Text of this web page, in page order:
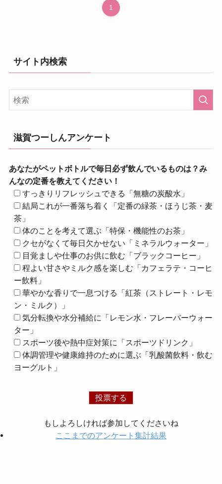
1
サイト内検索
滋賀つーしんアンケート
あなたがペットボトルで毎日必ず飲んでいるものは？み
んなの定番を教えてください！
すっきりリフレッシュできる「無糖の炭酸水」
結局これが一番落ち着く「定番の緑茶・ほうじ茶・麦
茶」
体のことを考えて選ぶ「特保・機能性のお茶」
クセがなくて毎日欠かせない「ミネラルウォーター」
目覚ましや仕事のお供に飲む「ブラックコーヒー」
程よい甘さやミルク感を楽しむ「カフェラテ・コーヒ
ー飲料」
華やかな香りで一息つける「紅茶（ストレート・レモ
ン・ミルク）」
気分転換や水分補給に「レモン水・フレーバーウォー
ター」
スポーツ後や熱中症対策に「スポーツドリンク」
体調管理や健康維持のために選ぶ「乳酸菌飲料・飲む
ヨーグルト」
もしよろしければ参加してくださいね
ここまでのアンケート集計結果